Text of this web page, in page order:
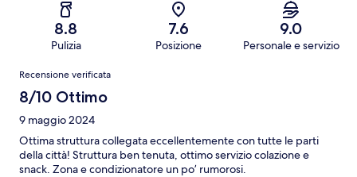
8.8
Pulizia
7.6
Posizione
9.0
Personale e servizio
Recensioni
Recensione verificata
8/10 Ottimo
9 maggio 2024
Ottima struttura collegata eccellentemente con tutte le parti
della città! Struttura ben tenuta, ottimo servizio colazione e
snack. Zona e condizionatore un po’ rumorosi.